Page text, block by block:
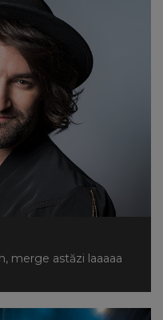
merge astăzi laaaaa